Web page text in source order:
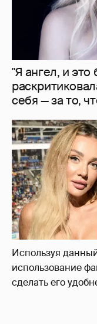
Используя
использование
сделать его
"Я ангел, и
себя — за то,
"Делать ли
ответила на